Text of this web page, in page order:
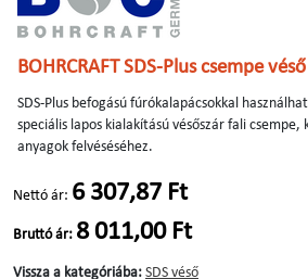
BOHRCRAFT SDS-Plus csempe
SDS-Plus befogású fúrókalapácsokkal
speciális lapos kialakítású vésőszár fali
anyagok felvéséséhez.
Nettó ár: 6 307,87 Ft
Bruttó ár: 8 011,00 Ft
Vissza a kategóriába: SDS véső